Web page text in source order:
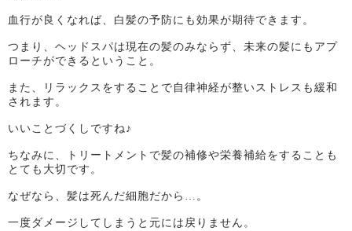
血行が良くなれば、白髪の予防にも効果が期待できます。
つまり、ヘッドスパは現在の髪のみならず、未来の髪にもアプ
ローチができるということ。
また、リラックスをすることで自律神経が整いストレスも緩和
されます。
いいことづくしですね♪
ちなみに、トリートメントで髪の補修や栄養補給をすることも
とても大切です。
なぜなら、髪は死んだ細胞だから…。
一度ダメージしてしまうと元には戻りません。